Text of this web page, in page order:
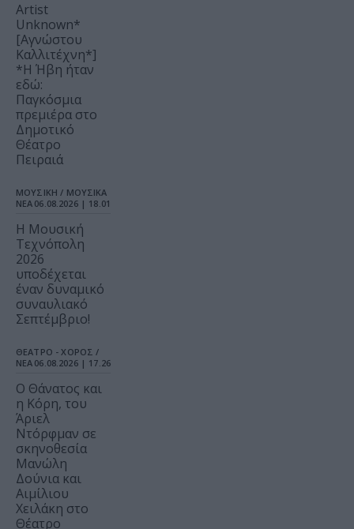
Artist
Unknown*
[Αγνώστου
Καλλιτέχνη*]
*Η Ήβη ήταν
εδώ:
Παγκόσμια
πρεμιέρα στο
Δημοτικό
Θέατρο
Πειραιά
ΜΟΥΣΙΚΗ / ΜΟΥΣΙΚΑ
ΝΕΑ 06.08.2026 | 18.01
Η Μουσική
Τεχνόπολη
2026
υποδέχεται
έναν δυναμικό
συναυλιακό
Σεπτέμβριο!
ΘΕΑΤΡΟ - ΧΟΡΟΣ /
ΝΕΑ 06.08.2026 | 17.26
Ο Θάνατος και
η Κόρη, του
Άριελ
Ντόρφμαν σε
σκηνοθεσία
Μανώλη
Δούνια και
Αιμίλιου
Χειλάκη στο
Θέατρο